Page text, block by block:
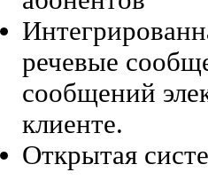
речевые
сообщений
клиенте.
Открытая